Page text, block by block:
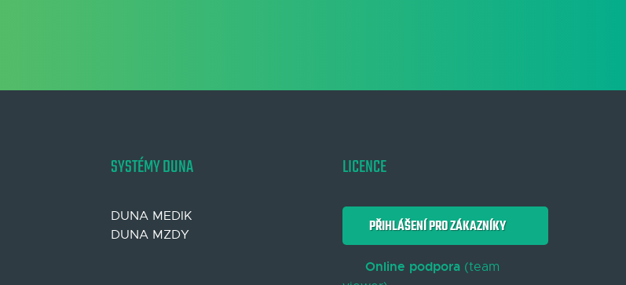
SYSTÉMY DUNA
DUNA MEDIK
DUNA MZDY
LICENCE
PŘIHLÁŠENÍ PRO ZÁKAZNÍKY
Online podpora(team